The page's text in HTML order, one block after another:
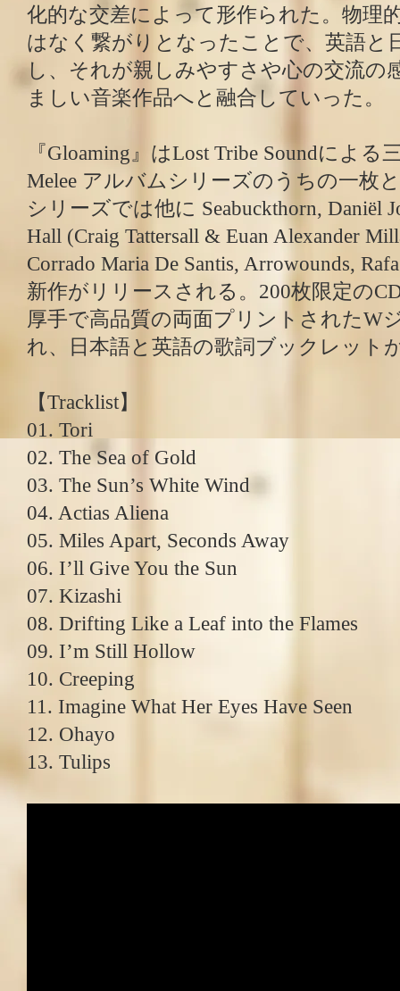
化的な交差によって形作られた。物理
はなく繋がりとなったことで、英語と
し、それが親しみやすさや心の交流の
ましい音楽作品へと融合していった。
『Gloaming』はLost Tribe Soundによる
Melee アルバムシリーズのうちの一枚
シリーズでは他に Seabuckthorn, Daniël
Hall (Craig Tattersall & Euan Alexander
Corrado Maria De Santis, Arrowounds,
新作がリリースされる。200枚限定の
厚手で高品質の両面プリントされたW
れ、日本語と英語の歌詞ブックレット
【Tracklist】
01. Tori
02. The Sea of Gold
03. The Sun’s White Wind
04. Actias Aliena
05. Miles Apart, Seconds Away
06. I’ll Give You the Sun
07. Kizashi
08. Drifting Like a Leaf into the Flames
09. I’m Still Hollow
10. Creeping
11. Imagine What Her Eyes Have Seen
12. Ohayo
13. Tulips